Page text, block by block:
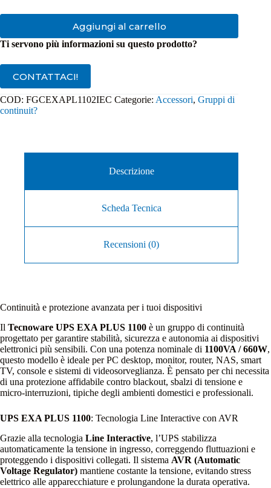
Aggiungi al carrello
Ti servono più informazioni su questo prodotto?
CONTATTACI!
COD: FGCEXAPL1102IEC Categorie: Accessori, Gruppi di
continuit?
Descrizione
Scheda Tecnica
Recensioni (0)
Continuità e protezione avanzata per i tuoi dispositivi
Il Tecnoware UPS EXA PLUS 1100 è un gruppo di continuità
progettato per garantire stabilità, sicurezza e autonomia ai dispositivi
elettronici più sensibili. Con una potenza nominale di 1100VA / 660W,
questo modello è ideale per PC desktop, monitor, router, NAS, smart
TV, console e sistemi di videosorveglianza. È pensato per chi necessita
di una protezione affidabile contro blackout, sbalzi di tensione e
micro‑interruzioni, tipiche degli ambienti domestici e professionali.
UPS EXA PLUS 1100: Tecnologia Line Interactive con AVR
Grazie alla tecnologia Line Interactive, l’UPS stabilizza
automaticamente la tensione in ingresso, correggendo fluttuazioni e
proteggendo i dispositivi collegati. Il sistema AVR (Automatic
Voltage Regulator) mantiene costante la tensione, evitando stress
elettrico alle apparecchiature e prolungandone la durata operativa.